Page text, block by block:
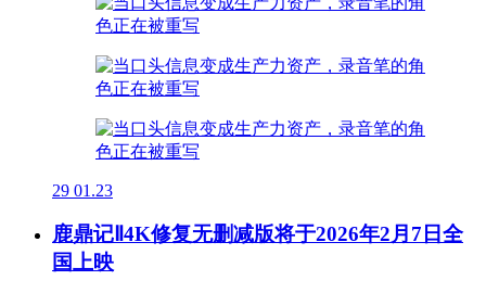
29 01.23
鹿鼎记Ⅱ4K修复无删减版将于2026年2月7日全
国上映